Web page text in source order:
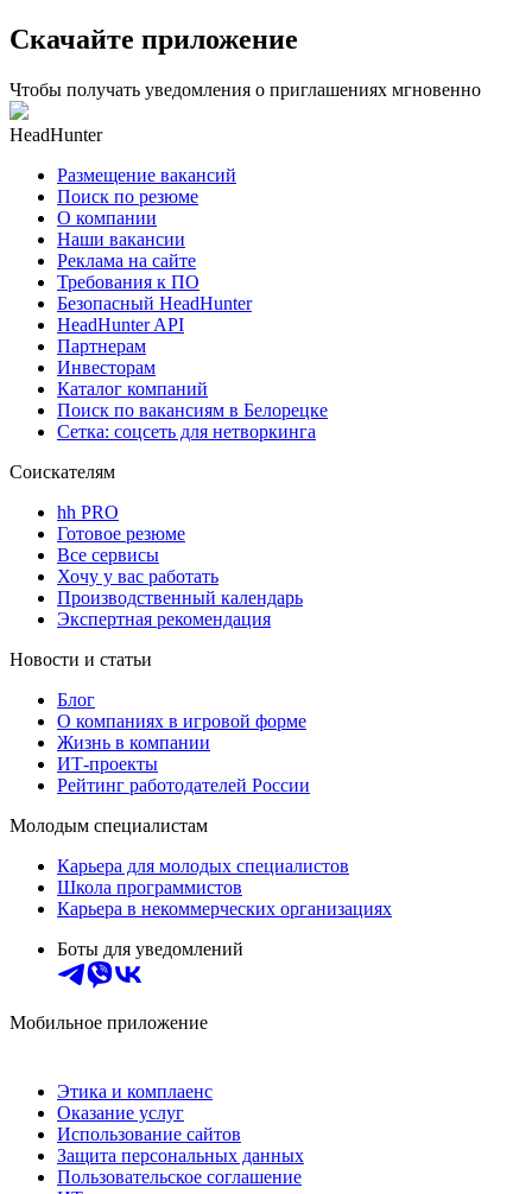
Скачайте приложение
Чтобы получать уведомления о приглашениях мгновенно
HeadHunter
Размещение вакансий
Поиск по резюме
О компании
Наши вакансии
Реклама на сайте
Требования к ПО
Безопасный HeadHunter
HeadHunter API
Партнерам
Инвесторам
Каталог компаний
Поиск по вакансиям в Белорецке
Сетка: соцсеть для нетворкинга
Соискателям
hh PRO
Готовое резюме
Все сервисы
Хочу у вас работать
Производственный календарь
Экспертная рекомендация
Новости и статьи
Блог
О компаниях в игровой форме
Жизнь в компании
ИТ-проекты
Рейтинг работодателей России
Молодым специалистам
Карьера для молодых специалистов
Школа программистов
Карьера в некоммерческих организациях
Боты для уведомлений
Мобильное приложение
Этика и комплаенс
Оказание услуг
Использование сайтов
Защита персональных данных
Пользовательское соглашение